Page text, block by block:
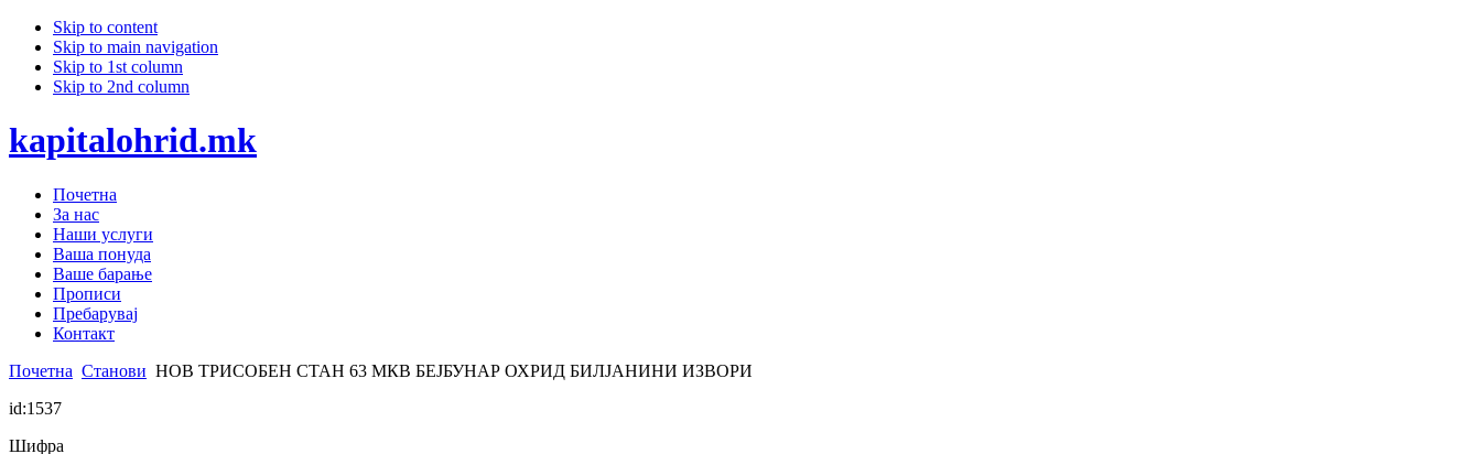
Skip to content
Skip to main navigation
Skip to 1st column
Skip to 2nd column
kapitalohrid.mk
Почетна
За нас
Наши услуги
Ваша понуда
Ваше барање
Прописи
Пребарувај
Контакт
Почетна Станови НОВ ТРИСОБЕН СТАН 63 МКВ БЕЈБУНАР ОХРИД БИЛЈАНИНИ ИЗВОРИ
id:1537
Шифра